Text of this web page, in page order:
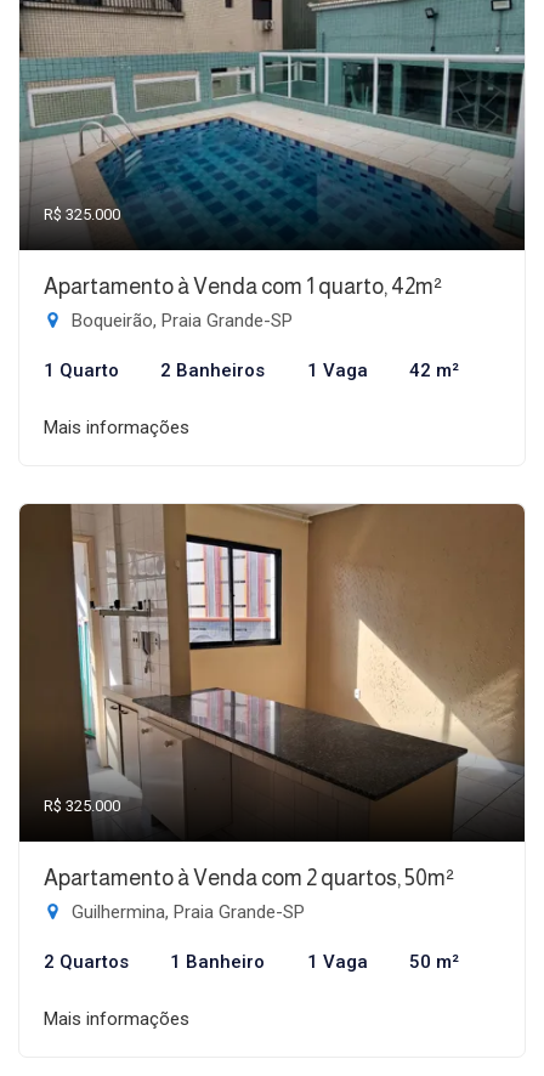
R$ 325.000
Apartamento à Venda com 1 quarto, 42m²
Boqueirão, Praia Grande-SP
1 Quarto 2 Banheiros 1 Vaga 42 m²
Mais informações
R$ 325.000
Apartamento à Venda com 2 quartos, 50m²
Guilhermina, Praia Grande-SP
2 Quartos 1 Banheiro 1 Vaga 50 m²
Mais informações